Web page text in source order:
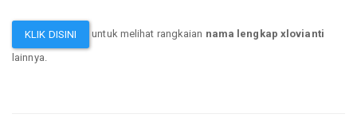
KLIK DISINI untuk melihat rangkaian nama lengkap xlovianti
lainnya.